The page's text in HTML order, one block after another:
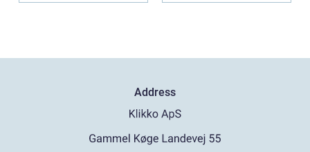
Address